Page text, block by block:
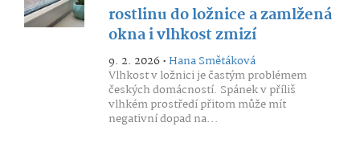
rostlinu do ložnice a zamlžená
okna i vlhkost zmizí
9. 2. 2026 •Hana Smětáková
Vlhkost v ložnici je častým problémem
českých domácností. Spánek v příliš
vlhkém prostředí přitom může mít
negativní dopad na...